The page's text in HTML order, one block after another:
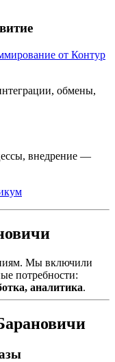
от Контур
обмены,
внедрение —
Мы включили
потребности:
аналитика.